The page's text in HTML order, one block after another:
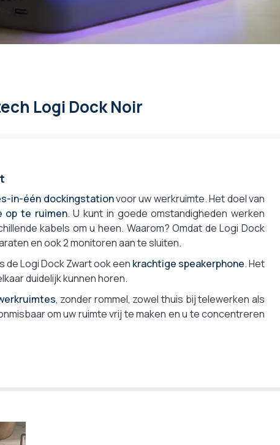
Logi Dock Noir
in-één dockingstationvoor uw werkruimte. Het doel van
op te ruimen. U kunt in goede omstandigheden werken
kabels om u heen. Waarom? Omdat de Logi Dock
en ook 2 monitoren aan te sluiten.
Logi Dock Zwart ook een krachtige speakerphone. Het
duidelijk kunnen horen.
, zonder rommel, zowel thuis bij telewerken als
om uw ruimte vrij te maken en u te concentreren